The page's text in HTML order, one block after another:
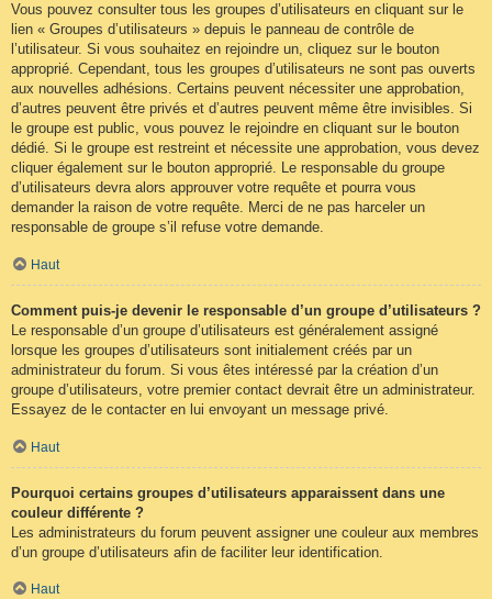
Vous pouvez consulter tous les groupes d’utilisateurs en cliquant sur le
lien « Groupes d’utilisateurs » depuis le panneau de contrôle de
l’utilisateur. Si vous souhaitez en rejoindre un, cliquez sur le bouton
approprié. Cependant, tous les groupes d’utilisateurs ne sont pas ouverts
aux nouvelles adhésions. Certains peuvent nécessiter une approbation,
d’autres peuvent être privés et d’autres peuvent même être invisibles. Si
le groupe est public, vous pouvez le rejoindre en cliquant sur le bouton
dédié. Si le groupe est restreint et nécessite une approbation, vous devez
cliquer également sur le bouton approprié. Le responsable du groupe
d’utilisateurs devra alors approuver votre requête et pourra vous
demander la raison de votre requête. Merci de ne pas harceler un
responsable de groupe s’il refuse votre demande.
Haut
Comment puis-je devenir le responsable d’un groupe d’utilisateurs ?
Le responsable d’un groupe d’utilisateurs est généralement assigné
lorsque les groupes d’utilisateurs sont initialement créés par un
administrateur du forum. Si vous êtes intéressé par la création d’un
groupe d’utilisateurs, votre premier contact devrait être un administrateur.
Essayez de le contacter en lui envoyant un message privé.
Haut
Pourquoi certains groupes d’utilisateurs apparaissent dans une
couleur différente ?
Les administrateurs du forum peuvent assigner une couleur aux membres
d’un groupe d’utilisateurs afin de faciliter leur identification.
Haut